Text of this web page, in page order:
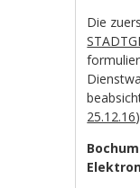
Die
25.12.16